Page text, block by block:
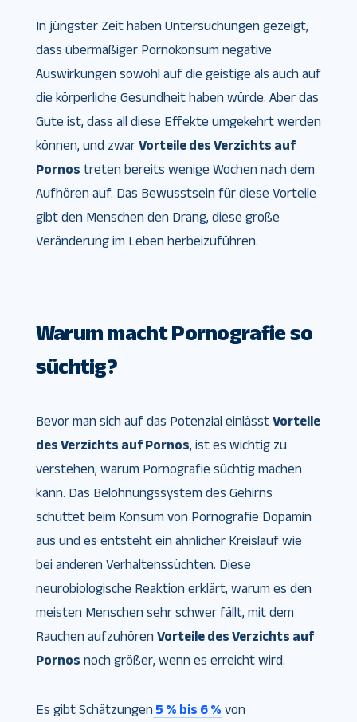
In jüngster Zeit haben Untersuchungen gezeigt,
dass übermäßiger Pornokonsum negative
Auswirkungen sowohl auf die geistige als auch auf
die körperliche Gesundheit haben würde. Aber das
Gute ist, dass all diese Effekte umgekehrt werden
können, und zwar Vorteile des Verzichts auf
Pornos treten bereits wenige Wochen nach dem
Aufhören auf. Das Bewusstsein für diese Vorteile
gibt den Menschen den Drang, diese große
Veränderung im Leben herbeizuführen.
Warum macht Pornografie so
süchtig?
Bevor man sich auf das Potenzial einlässt Vorteile
des Verzichts auf Pornos, ist es wichtig zu
verstehen, warum Pornografie süchtig machen
kann. Das Belohnungssystem des Gehirns
schüttet beim Konsum von Pornografie Dopamin
aus und es entsteht ein ähnlicher Kreislauf wie
bei anderen Verhaltenssüchten. Diese
neurobiologische Reaktion erklärt, warum es den
meisten Menschen sehr schwer fällt, mit dem
Rauchen aufzuhören Vorteile des Verzichts auf
Pornos noch größer, wenn es erreicht wird.
Es gibt Schätzungen 5 % bis 6 % von